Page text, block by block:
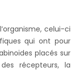
celui-ci
qui ont pour
placés sur
récepteurs, la